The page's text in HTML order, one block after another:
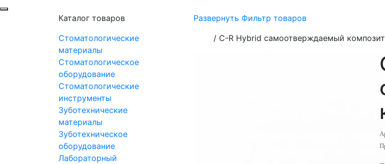
Каталог товаров
Стоматологические
материалы
Стоматологическое
оборудование
Стоматологические
инструменты
Зуботехнические
материалы
Зуботехническое
оборудование
Лабораторный
Развернуть Фильтр товаров
/ C-R Hybrid самоотверждаемый